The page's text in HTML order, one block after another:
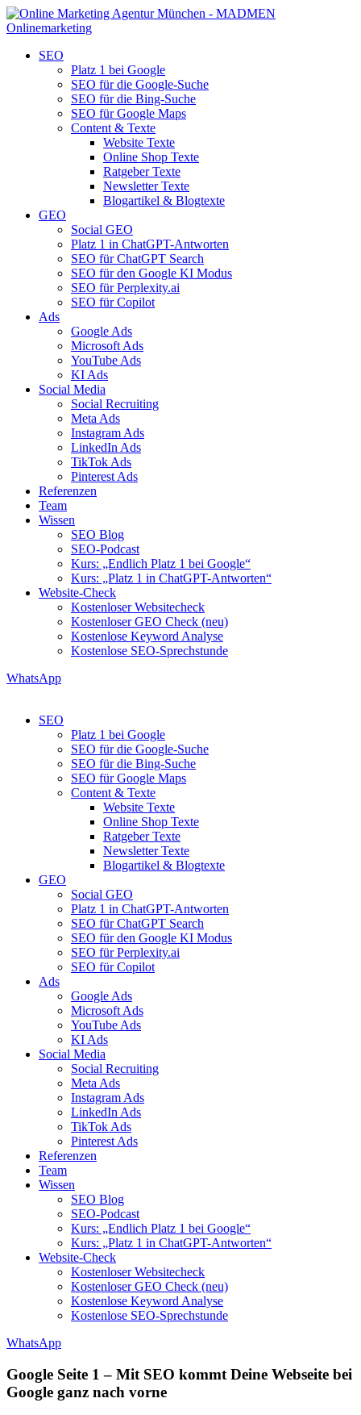
SEO
Platz 1 bei Google
SEO für die Google-Suche
SEO für die Bing-Suche
SEO für Google Maps
Content & Texte
Website Texte
Online Shop Texte
Ratgeber Texte
Newsletter Texte
Blogartikel & Blogtexte
GEO
Social GEO
Platz 1 in ChatGPT-Antworten
SEO für ChatGPT Search
SEO für den Google KI Modus
SEO für Perplexity.ai
SEO für Copilot
Ads
Google Ads
Microsoft Ads
YouTube Ads
KI Ads
Social Media
Social Recruiting
Meta Ads
Instagram Ads
LinkedIn Ads
TikTok Ads
Pinterest Ads
Referenzen
Team
Wissen
SEO Blog
SEO-Podcast
Kurs: „Endlich Platz 1 bei Google“
Kurs: „Platz 1 in ChatGPT-Antworten“
Website-Check
Kostenloser Websitecheck
Kostenloser GEO Check (neu)
Kostenlose Keyword Analyse
Kostenlose SEO-Sprechstunde
WhatsApp
SEO
Platz 1 bei Google
SEO für die Google-Suche
SEO für die Bing-Suche
SEO für Google Maps
Content & Texte
Website Texte
Online Shop Texte
Ratgeber Texte
Newsletter Texte
Blogartikel & Blogtexte
GEO
Social GEO
Platz 1 in ChatGPT-Antworten
SEO für ChatGPT Search
SEO für den Google KI Modus
SEO für Perplexity.ai
SEO für Copilot
Ads
Google Ads
Microsoft Ads
YouTube Ads
KI Ads
Social Media
Social Recruiting
Meta Ads
Instagram Ads
LinkedIn Ads
TikTok Ads
Pinterest Ads
Referenzen
Team
Wissen
SEO Blog
SEO-Podcast
Kurs: „Endlich Platz 1 bei Google“
Kurs: „Platz 1 in ChatGPT-Antworten“
Website-Check
Kostenloser Websitecheck
Kostenloser GEO Check (neu)
Kostenlose Keyword Analyse
Kostenlose SEO-Sprechstunde
WhatsApp
Google Seite 1 – Mit SEO kommt Deine Webseite bei
Google ganz nach vorne